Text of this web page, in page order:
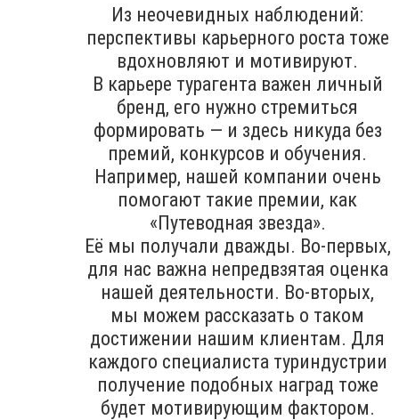
Из неочевидных наблюдений:
перспективы карьерного роста тоже
вдохновляют и мотивируют.
В карьере турагента важен личный
бренд, его нужно стремиться
формировать — и здесь никуда без
премий, конкурсов и обучения.
Например, нашей компании очень
помогают такие премии, как
«Путеводная звезда».
Её мы получали дважды. Во-первых,
для нас важна непредвзятая оценка
нашей деятельности. Во-вторых,
мы можем рассказать о таком
достижении нашим клиентам. Для
каждого специалиста туриндустрии
получение подобных наград тоже
будет мотивирующим фактором.